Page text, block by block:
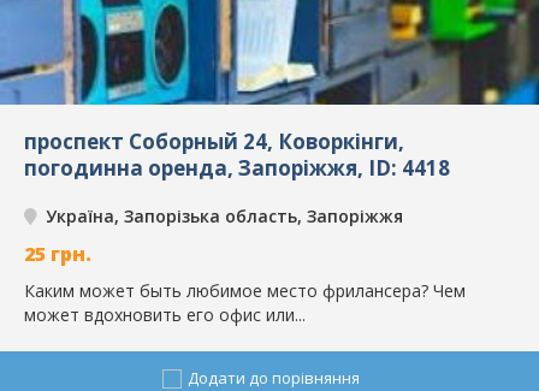
проспект Соборный 24, Коворкінги,
погодинна оренда, Запоріжжя, ID: 4418
Україна, Запорізька область, Запоріжжя
25 грн.
Каким может быть любимое место фрилансера? Чем
может вдохновить его офис или...
Додати до порівняння